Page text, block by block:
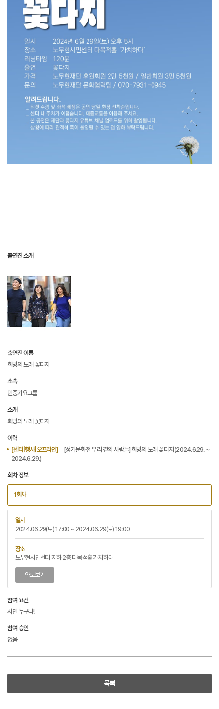
출연진 소개
출연진 이름
희망의 노래 꽃다지
소속
민중가요그룹
소개
희망의 노래 꽃다지
이력
[센터|행사|오프라인]
[정기문화전 우리 곁의 사람들] 희망의 노래 꽃다지 (2024.6.29. ~
2024.6.29.)
회차 정보
1회차
일시
2024.06.29(토) 17:00 ~ 2024.06.29(토) 19:00
장소
노무현시민센터 지하 2층 다목적홀 가치하다
약도보기
참여 요건
시민 누구나!
참여 승인
없음
목록